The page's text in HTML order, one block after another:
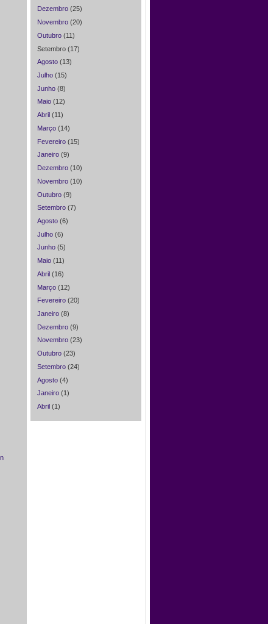
Dezembro (25)
Novembro (20)
Outubro (11)
Setembro (17)
Agosto (13)
Julho (15)
Junho (8)
Maio (12)
Abril (11)
Março (14)
Fevereiro (15)
Janeiro (9)
Dezembro (10)
Novembro (10)
Outubro (9)
Setembro (7)
Agosto (6)
Julho (6)
Junho (5)
Maio (11)
Abril (16)
Março (12)
Fevereiro (20)
Janeiro (8)
Dezembro (9)
Novembro (23)
Outubro (23)
Setembro (24)
Agosto (4)
Janeiro (1)
Abril (1)